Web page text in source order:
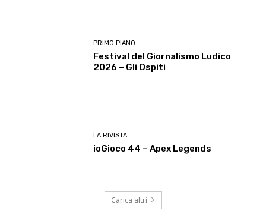
PRIMO PIANO
Festival del Giornalismo Ludico
2026 – Gli Ospiti
LA RIVISTA
ioGioco 44 – Apex Legends
Carica altri